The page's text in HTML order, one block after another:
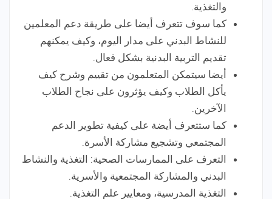
والتغذية.
كما سوف تتعرف أيضا على طريقة دعم المعلمين
للنشاط البدني على مدار اليوم، وكيف يمكنهم
تقديم التربية البدنية بشكل فعال.
أيضا سيتمكن المتعلمون من تقييم وشرح كيف
يأكل الطلاب وكيف يؤثرون على نجاح الطلاب
الآخرين.
كما ستتعرف أيضة على كيفية تطوير الدعم
المجتمعي وتشجيع مشاركة الأسرة.
التعرف على الممارسات الصحية: التغذية والنشاط
البدني والمشاركة المجتمعية والأسرية.
التغذية المدرسية، ومعايير علم التغذية.